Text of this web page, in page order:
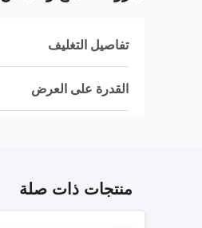
تفاصيل التغليف
القدرة على العرض
منتجات ذات صلة